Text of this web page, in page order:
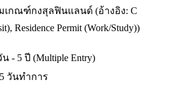
เกณฑ์กงสุลฟินแลนด์ (อ้างอิง: C
Residence Permit (Work/Study))
น - 5 ปี (Multiple Entry)
วันทำการ